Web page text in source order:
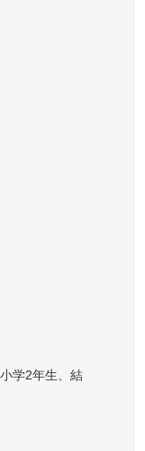
学2年生、結